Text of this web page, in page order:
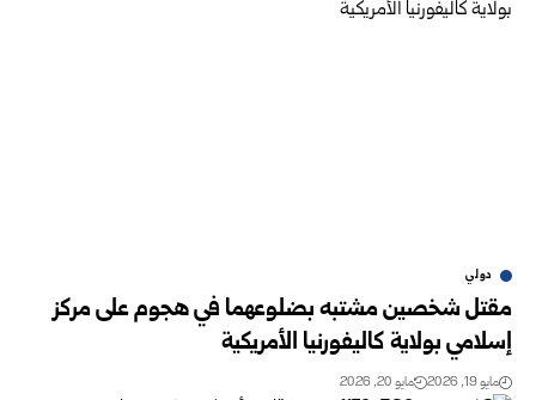
دولي
مقتل شخصين مشتبه بضلوعهما في هجوم على مركز
إسلامي بولاية كاليفورنيا الأمريكية
مايو 19, 2026 مايو 20, 2026